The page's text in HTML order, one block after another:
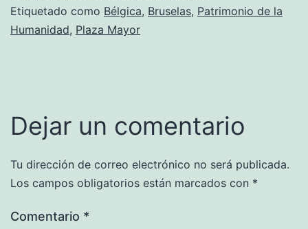
Etiquetado como Bélgica, Bruselas, Patrimonio de la
Humanidad, Plaza Mayor
Dejar un comentario
Tu dirección de correo electrónico no será publicada.
Los campos obligatorios están marcados con *
Comentario *